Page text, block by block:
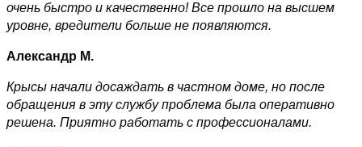
очень быстро и качественно! Все прошло на высшем
уровне, вредители больше не появляются.
Александр М.
Крысы начали досаждать в частном доме, но после
обращения в эту службу проблема была оперативно
решена. Приятно работать с профессионалами.